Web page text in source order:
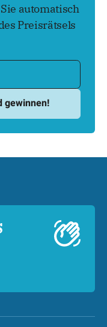
automatisch
Preisrätsels